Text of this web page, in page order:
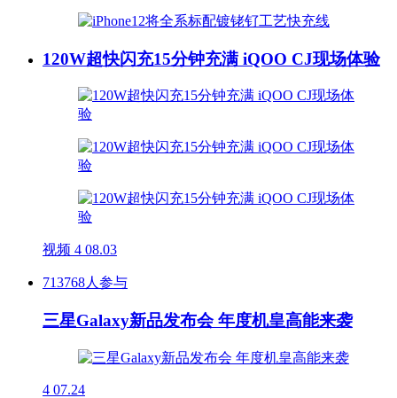
120W超快闪充15分钟充满 iQOO CJ现场体验
视频 4 08.03
713768人参与
三星Galaxy新品发布会 年度机皇高能来袭
4 07.24